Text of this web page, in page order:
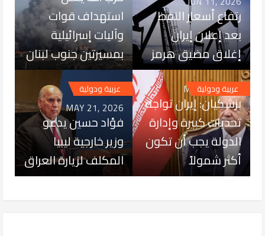
رتفاع أسعار النفط
بعد إعلان إيران
إغلاق مضيق هرمز
استهداف قوات
وآليات إسرائيلية
بمسيرتين جنوب لبنان
عربية ودولية
MAY 31, 2026
بزشكيان: إيران تواجه
تحديات كبيرة وإدارة
الدولة يجب أن تكون
أكثر شمولاً
عربية ودولية
MAY 21, 2026
فؤاد حسين يدعو
وزير خارجية ليبيا
المكلف لزيارة العراق